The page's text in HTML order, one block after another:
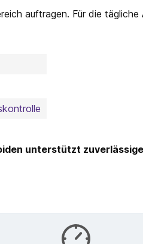
auftragen. Für die tägliche
unterstützt